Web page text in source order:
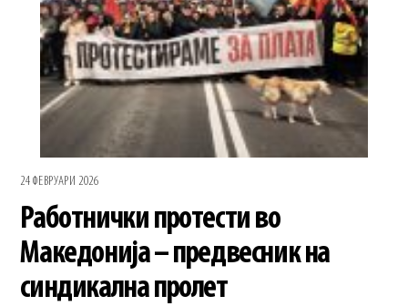
24 ФЕВРУАРИ 2026
Работнички протести во
Македонија – предвесник на
синдикална пролет